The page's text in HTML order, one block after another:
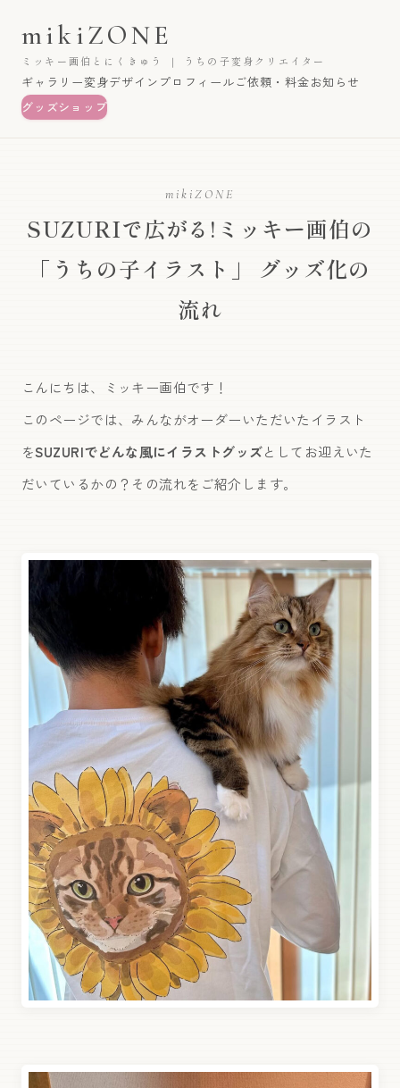
mikiZONE
ミッキー画伯とにくきゅう ｜ うちの子変身クリエイター
ギャラリー変身デザイン プロフィールご依頼・料金お知らせ
グッズショップ
mikiZONE
SUZURIで広がる!ミッキー画伯の
「うちの子イラスト」 グッズ化の
流れ
こんにちは、ミッキー画伯です！
このページでは、みんながオーダーいただいたイラスト
をSUZURIでどんな風にイラストグッズとしてお迎えいた
だいているかの？その流れをご紹介します。